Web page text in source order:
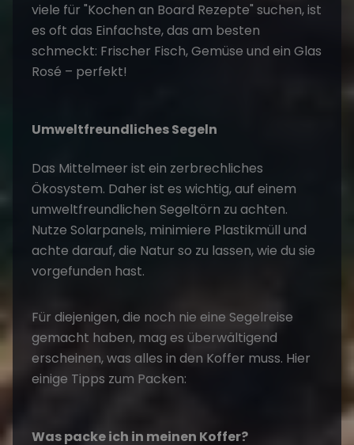
viele für "Kochen an Board Rezepte" suchen, ist
es oft das Einfachste, das am besten
schmeckt: Frischer Fisch, Gemüse und ein Glas
Rosé – perfekt!
Umweltfreundliches Segeln
Das Mittelmeer ist ein zerbrechliches
Ökosystem. Daher ist es wichtig, auf einem
umweltfreundlichen Segeltörn zu achten.
Nutze Solarpanels, minimiere Plastikmüll und
achte darauf, die Natur so zu lassen, wie du sie
vorgefunden hast.
Für diejenigen, die noch nie eine Segelreise
gemacht haben, mag es überwältigend
erscheinen, was alles in den Koffer muss. Hier
einige Tipps zum Packen:
Was packe ich in meinen Koffer?